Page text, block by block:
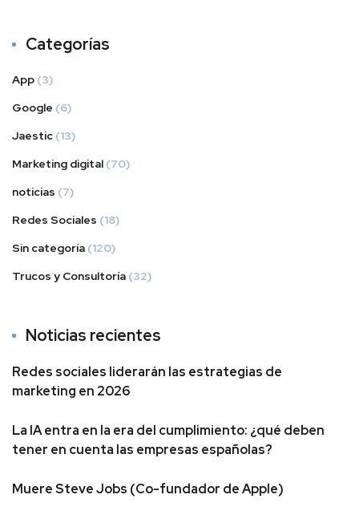
Categorías
App (3)
Google (6)
Jaestic (13)
Marketing digital (70)
noticias (7)
Redes Sociales (18)
Sin categoría (120)
Trucos y Consultoría (32)
Noticias recientes
Redes sociales liderarán las estrategias de
marketing en 2026
La IA entra en la era del cumplimiento: ¿qué deben
tener en cuenta las empresas españolas?
Muere Steve Jobs (Co-fundador de Apple)